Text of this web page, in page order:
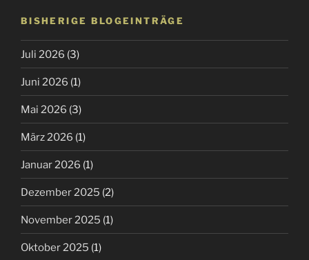
BISHERIGE BLOGEINTRÄGE
Juli 2026 (3)
Juni 2026 (1)
Mai 2026 (3)
März 2026 (1)
Januar 2026 (1)
Dezember 2025 (2)
November 2025 (1)
Oktober 2025 (1)